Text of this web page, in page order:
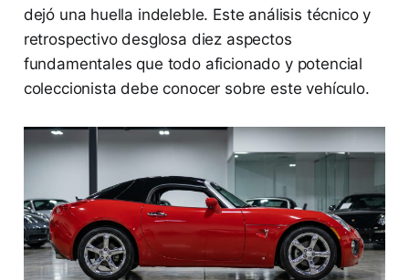
dejó una huella indeleble. Este análisis técnico y
retrospectivo desglosa diez aspectos
fundamentales que todo aficionado y potencial
coleccionista debe conocer sobre este vehículo.